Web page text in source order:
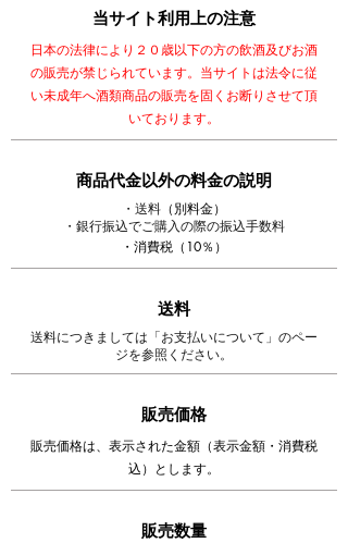
当サイト利用上の注意
日本の法律により２０歳以下の方の飲酒及びお酒
の販売が禁じられています。​当サイトは法令に従
い未成年へ酒類商品の販売を固くお断りさせて頂
いております。
商品代金以外の料金の説明
・送料（別料金）
・銀行振込でご購入の際の振込手数料
・消費税（10％）
送料
送料につきましては「お支払いについて」のペー
ジを参照ください。
販売価格
販売価格は、表示された金額（表示金額・消費税
込）とします。
販売数量